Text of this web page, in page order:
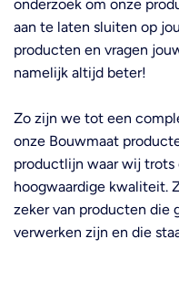
onderzoek om onze
aan te laten sluiten op
producten en vragen
namelijk altijd beter!
Zo zijn we tot een
onze Bouwmaat
productlijn waar wij trots
hoogwaardige kwaliteit.
zeker van producten die
verwerken zijn en die